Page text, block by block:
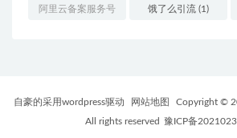
卖优惠券(1)
阿里云备案服务号 饿了么引流 (1)
自豪的采用wordpress驱动 网站地图 Copyright ©
All rights reserved 豫ICP备